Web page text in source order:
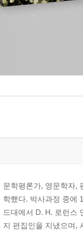
문학평론가, 영문학자,
학했다. 박사과정 중에
드대에서 D. H. 로런스
지 편집인을 지냈으며,